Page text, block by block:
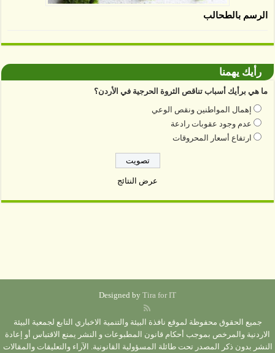
الرسم بالطحالب
رأيك يهمنا
ما هي برأيك أسباب تناقص الثروة الحرجية في الأردن؟
إهمال المواطنين ونقص الوعي
عدم وجود عقوبات رادعة
ارتفاع أسعار المحروقات
عرض النتائج
Designed by Tira for IT
جميع الحقوق محفوظة لموقع نافذة البيئة والتنمية الاخباري التابع لجمعية البيئة
الاردنية والمرخص بموجب أحكام قانون المطبوعات و النشر يمنع الاقتباس أو إعادة
النشر بدون ذكر المصدر تحت طائلة المسؤولية القانونية. الآراء والتعليقات والمقالات